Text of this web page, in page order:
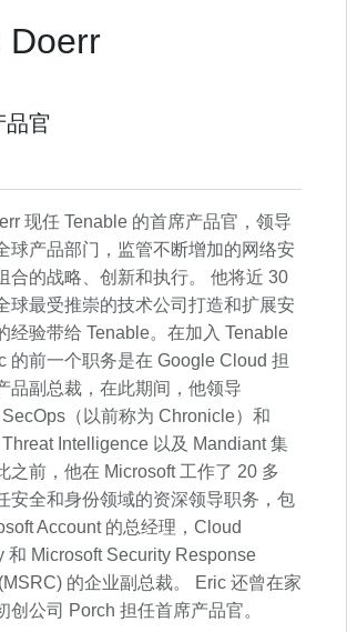
Doerr
品官
现任 Tenable 的首席产品官，领导
球产品部门，监管不断增加的网络安
合的战略、创新和执行。 他将近 30
球最受推崇的技术公司打造和扩展安
经验带给 Tenable。在加入 Tenable
的前一个职务是在 Google Cloud 担
品副总裁，在此期间，他领导
（以前称为 Chronicle）和
Intelligence 以及 Mandiant 集
之前，他在 Microsoft 工作了 20 多
安全和身份领域的资深领导职务，包
Account 的总经理，Cloud
和 Microsoft Security Response
的企业副总裁。 Eric 还曾在家
创公司 Porch 担任首席产品官。